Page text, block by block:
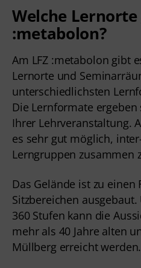
Welche Lernorte
:metabolon?
Am LFZ :metabolon gibt
Lernorte und
unterschiedlichsten
Die Lernformate
Ihrer Lehrveranstaltung.
es sehr gut möglich,
Lerngruppen zusammen
Das Gelände ist zu
Sitzbereichen
360 Stufen kann die
mehr als 40 Jahre alten
Müllberg erreicht werden.